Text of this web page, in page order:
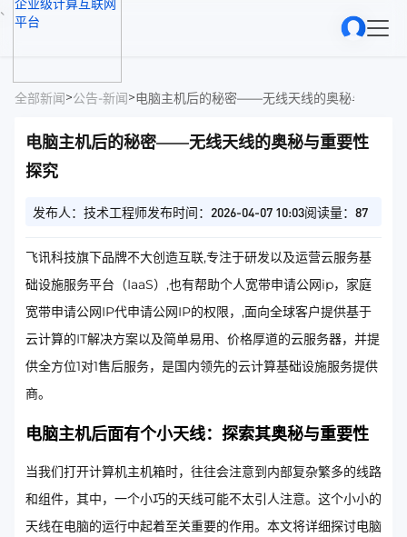
、
全部新闻>公告-新闻>电脑主机后的秘密——无线天线的奥秘与重要性
电脑主机后的秘密——无线天线的奥秘与重要性
探究
发布人：技术工程师发布时间：2026-04-07 10:03阅读量：87
飞讯科技旗下品牌不大创造互联,专注于研发以及运营云服务基
础设施服务平台（IaaS）,也有帮助个人宽带申请公网ip，家庭
宽带申请公网IP代申请公网IP的权限，,面向全球客户提供基于
云计算的IT解决方案以及简单易用、价格厚道的云服务器，并提
供全方位1对1售后服务，是国内领先的云计算基础设施服务提供
商。
电脑主机后面有个小天线：探索其奥秘与重要性
当我们打开计算机主机箱时，往往会注意到内部复杂繁多的线路
和组件，其中，一个小巧的天线可能不太引人注意。这个小小的
天线在电脑的运行中起着至关重要的作用。本文将详细探讨电脑